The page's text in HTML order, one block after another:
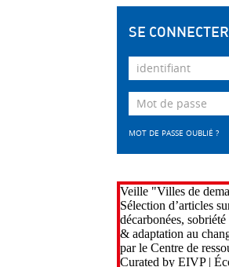
SE CONNECTER
MOT DE PASSE OUBLIÉ ?